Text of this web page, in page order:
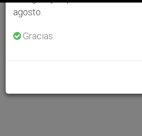
agosto.
Gracias.